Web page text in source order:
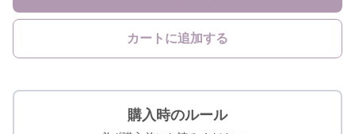
カートに追加する
購入時のルール